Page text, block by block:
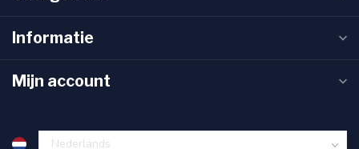
Informatie
Mijn account